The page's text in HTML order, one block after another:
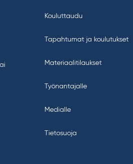
Kouluttaudu
Tapahtumat ja koulutukset
Materiaalitilaukset
Työnantajalle
Medialle
Tietosuoja